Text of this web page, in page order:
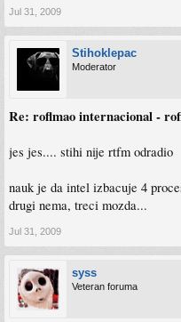
Jul 31, 2009
Stihoklepac
Moderator
Re: roflmao internacional -
jes jes.... stihi nije rtfm odradio
nauk je da intel izbacuje 4
drugi nema, treci mozda...
Jul 31, 2009
syss
Veteran foruma